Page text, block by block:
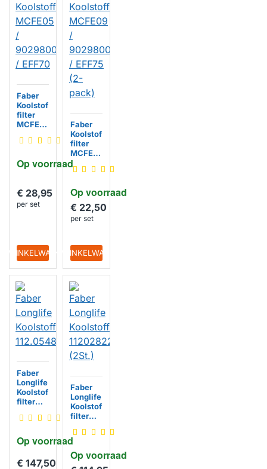
Op voorraad
Faber
Koolstof
filter
MCFE0
902980
EFF70
€ 28,95
per set
WINKELWAGEN
Op voorraad
Faber
Koolstof
filter
MCFE0
9 /
902980
EFF75
(2-
pack)
€ 22,50
per set
IN WINKELWAGEN
Op voorraad
Faber
Longlife
Koolstof
filter
8.447
€ 147,50
Op voorraad
Faber
Longlife
Koolstof
filter
235
(2St.)